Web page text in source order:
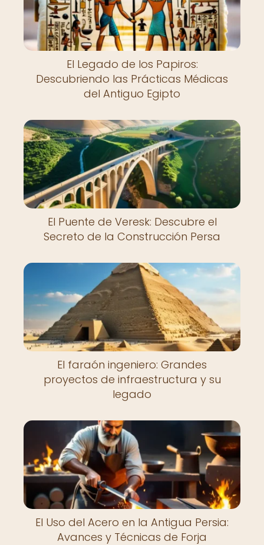
El Legado de los Papiros:
Descubriendo las Prácticas Médicas
del Antiguo Egipto
El Puente de Veresk: Descubre el
Secreto de la Construcción Persa
El faraón ingeniero: Grandes
proyectos de infraestructura y su
legado
El Uso del Acero en la Antigua Persia:
Avances y Técnicas de Forja